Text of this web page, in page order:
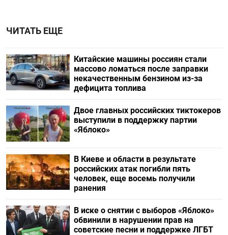
ЧИТАТЬ ЕЩЕ
Китайские машины россиян стали
массово ломаться после заправки
некачественным бензином из-за
дефицита топлива
Двое главных российских тиктокеров
выступили в поддержку партии
«Яблоко»
В Киеве и области в результате
российских атак погибли пять
человек, еще восемь получили
ранения
В иске о снятии с выборов «Яблоко»
обвинили в нарушении прав на
советские песни и поддержке ЛГБТ